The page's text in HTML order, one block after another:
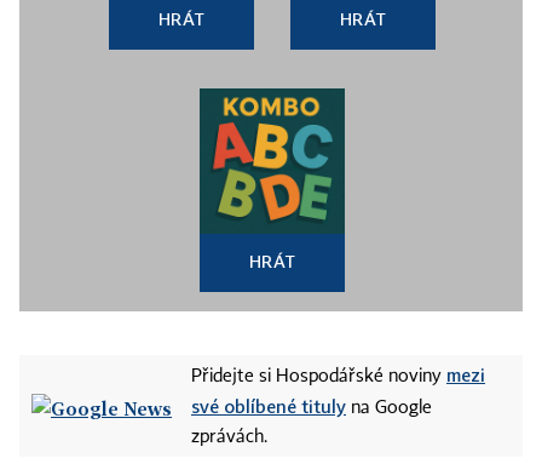
HRÁT HRÁT
HRÁT
Přidejte si Hospodářské noviny mezi
své oblíbené tituly na Google
zprávách.